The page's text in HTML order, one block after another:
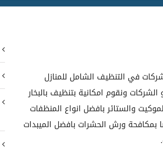
في التنظيف الشامل للمنازل
ونقوم امكانية بتنظيف بالبخار
والستائر بافضل انواع المنظفات
بمكافحة ورش الحشرات بافضل الميبدات